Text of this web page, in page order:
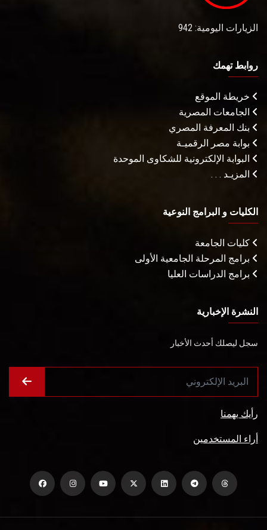
الزيارات اليومية: 942
روابط تهمك
خريطة الموقع
الجامعات المصرية
بنك المعرفة المصري
بوابة مصر الرقميـة
البوابة الإلكترونية للشكاوى الموحدة
المزيـد . . .
الكليات و البرامج النوعية
كليات الجامعة
برامج المرحلة الجامعية الأولى
برامج الدراسات العليا
النشرة الإخبارية
سجل ليصلك أحدث الأخبار
رأيك يهمنا
أراء المستخدمين